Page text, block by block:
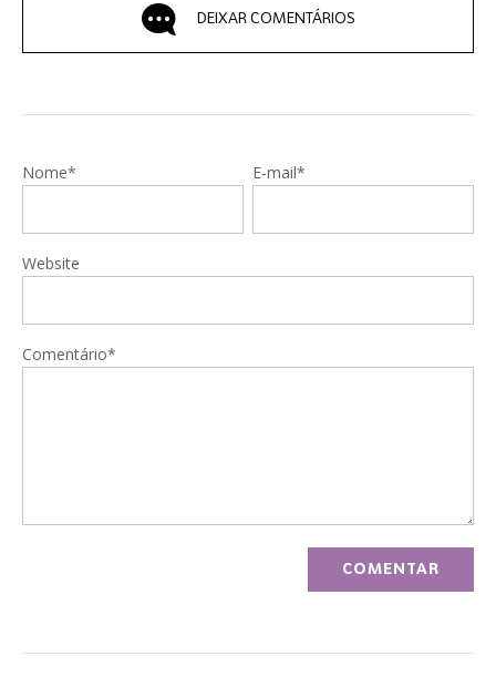
DEIXAR COMENTÁRIOS
Nome* E-mail*
Website
Comentário*